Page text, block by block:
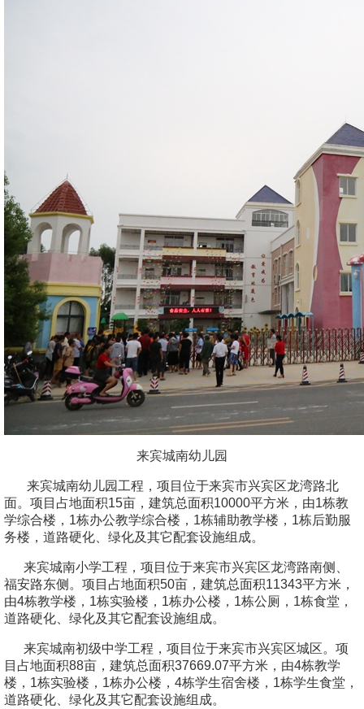
来宾城南幼儿园
来宾城南幼儿园工程，项目位于来宾市兴宾区龙湾路北
面。 项目占地面积15亩， 建筑总面积10000平方米， 由1栋教
学综合楼 ， 1栋办公教学综合楼 ，1栋辅助教学楼 ，1栋后勤服
务楼 ，道路硬化、绿化及其它配套设施组成。
来宾城南小学工程，项目位于来宾市兴宾区龙湾路南侧、
福安路东侧。 项目占地面积50亩， 建筑总面积11343平方米，
由4栋教学楼 ，1栋实验楼 ，1栋办公楼 ，1栋公厕 ，1栋食堂 ，
道路硬化、绿化及其它配套设施组成。
来宾城南初级中学工程，项目位于来宾市兴宾区城区。 项
目占地面积88亩，建筑总面积37669.07平方米，由4栋教学
楼，1栋实验楼，1栋办公楼，4栋学生宿舍楼 ，1栋学生食堂，
道路硬化、绿化及其它配套设施组成。